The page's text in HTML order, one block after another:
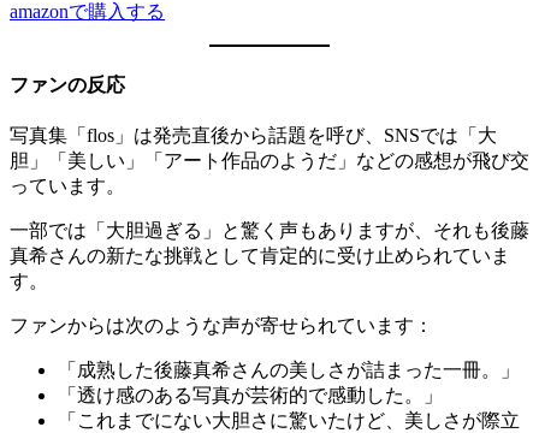
amazonで購入する
ファンの反応
写真集「flos」は発売直後から話題を呼び、SNSでは「大
胆」「美しい」「アート作品のようだ」などの感想が飛び交
っています。
一部では「大胆過ぎる」と驚く声もありますが、それも後藤
真希さんの新たな挑戦として肯定的に受け止められていま
す。
ファンからは次のような声が寄せられています：
「成熟した後藤真希さんの美しさが詰まった一冊。」
「透け感のある写真が芸術的で感動した。」
「これまでにない大胆さに驚いたけど、美しさが際立